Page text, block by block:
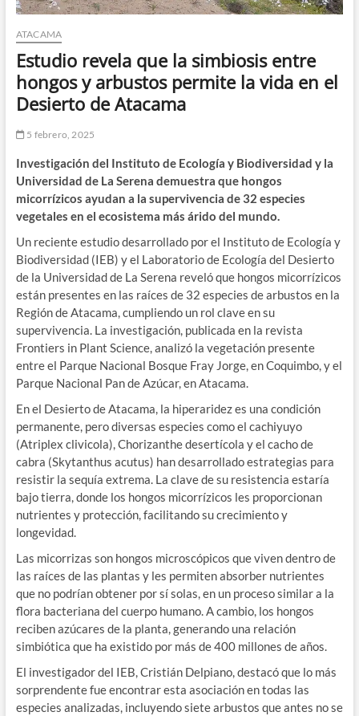
ATACAMA
Estudio revela que la simbiosis entre
hongos y arbustos permite la vida en el
Desierto de Atacama
5 febrero, 2025
Investigación del Instituto de Ecología y Biodiversidad y la
Universidad de La Serena demuestra que hongos
micorrízicos ayudan a la supervivencia de 32 especies
vegetales en el ecosistema más árido del mundo.
Un reciente estudio desarrollado por el Instituto de Ecología y
Biodiversidad (IEB) y el Laboratorio de Ecología del Desierto
de la Universidad de La Serena reveló que hongos micorrízicos
están presentes en las raíces de 32 especies de arbustos en la
Región de Atacama, cumpliendo un rol clave en su
supervivencia. La investigación, publicada en la revista
Frontiers in Plant Science, analizó la vegetación presente
entre el Parque Nacional Bosque Fray Jorge, en Coquimbo, y el
Parque Nacional Pan de Azúcar, en Atacama.
En el Desierto de Atacama, la hiperaridez es una condición
permanente, pero diversas especies como el cachiyuyo
(Atriplex clivicola), Chorizanthe desertícola y el cacho de
cabra (Skytanthus acutus) han desarrollado estrategias para
resistir la sequía extrema. La clave de su resistencia estaría
bajo tierra, donde los hongos micorrízicos les proporcionan
nutrientes y protección, facilitando su crecimiento y
longevidad.
Las micorrizas son hongos microscópicos que viven dentro de
las raíces de las plantas y les permiten absorber nutrientes
que no podrían obtener por sí solas, en un proceso similar a la
flora bacteriana del cuerpo humano. A cambio, los hongos
reciben azúcares de la planta, generando una relación
simbiótica que ha existido por más de 400 millones de años.
El investigador del IEB, Cristián Delpiano, destacó que lo más
sorprendente fue encontrar esta asociación en todas las
especies analizadas, incluyendo siete arbustos que antes no se